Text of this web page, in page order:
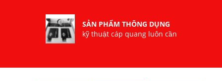
SẢN PHẨM THÔNG DỤNG
kỹ thuật cáp quang luôn cần